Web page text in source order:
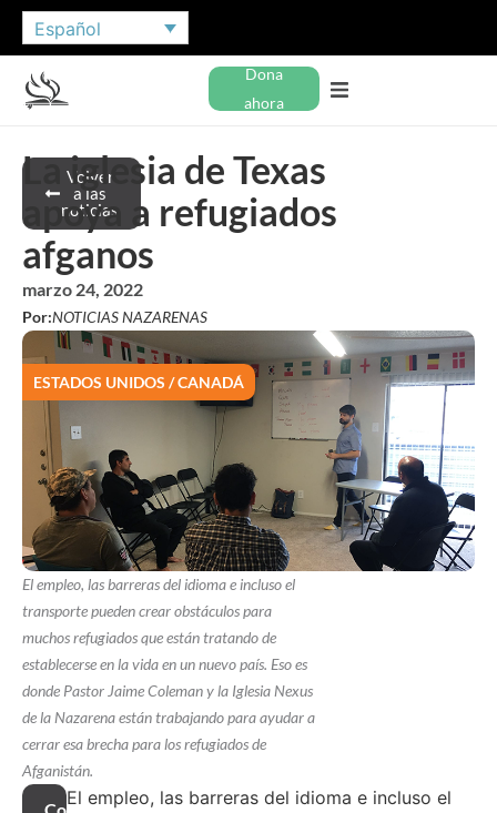
Español
Dona
ahora
Volver
a las
noticias
La iglesia de Texas
apoya a refugiados
afganos
marzo 24, 2022
Por:NOTICIAS NAZARENAS
ESTADOS UNIDOS / CANADÁ
El empleo, las barreras del idioma e incluso el
transporte pueden crear obstáculos para
muchos refugiados que están tratando de
establecerse en la vida en un nuevo país. Eso es
donde Pastor Jaime Coleman y la Iglesia Nexus
de la Nazarena están trabajando para ayudar a
cerrar esa brecha para los refugiados de
Afganistán.
El empleo, las barreras del idioma e incluso el